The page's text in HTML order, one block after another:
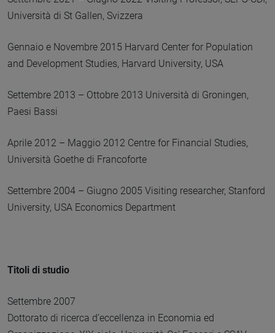
Università di St Gallen, Svizzera
Gennaio e Novembre 2015 Harvard Center for Population
and Development Studies, Harvard University, USA
Settembre 2013 – Ottobre 2013 Università di Groningen,
Paesi Bassi
Aprile 2012 – Maggio 2012 Centre for Financial Studies,
Università Goethe di Francoforte
Settembre 2004 – Giugno 2005 Visiting researcher, Stanford
University, USA Economics Department
Titoli di studio
Settembre 2007
Dottorato di ricerca d’eccellenza in Economia ed